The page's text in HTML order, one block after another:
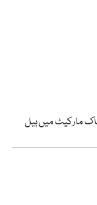
مارکیٹ میں بیل